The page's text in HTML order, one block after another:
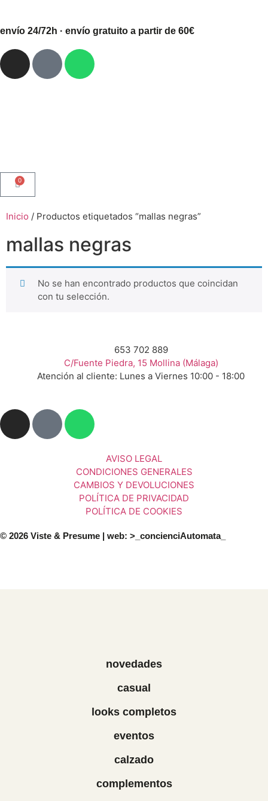
envío 24/72h · envío gratuito a partir de 60€
0
Inicio / Productos etiquetados “mallas negras”
mallas negras
No se han encontrado productos que coincidan
con tu selección.
653 702 889
C/Fuente Piedra, 15 Mollina (Málaga)
Atención al cliente: Lunes a Viernes 10:00 - 18:00
AVISO LEGAL
CONDICIONES GENERALES
CAMBIOS Y DEVOLUCIONES
POLÍTICA DE PRIVACIDAD
POLÍTICA DE COOKIES
© 2026 Viste & Presume | web: >_concienciAutomata_
novedades
casual
looks completos
eventos
calzado
complementos